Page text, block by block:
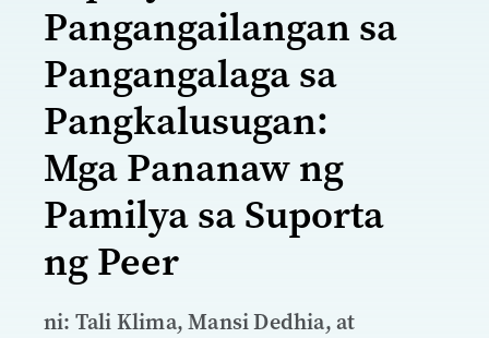
Pangangailangan sa
Pangangalaga sa
Pangkalusugan:
Mga Pananaw ng
Pamilya sa Suporta
ng Peer
ni: Tali Klima, Mansi Dedhia, at